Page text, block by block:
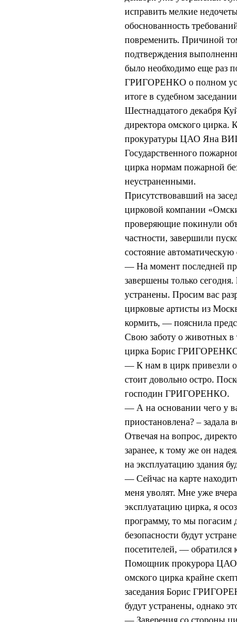
исправить мелкие
обоснованность
повременить. Причиной
подтверждения
было необходимо еще раз
ГРИГОРЕНКО о полном
итоге в судебном
Шестнадцатого декабря
директора омского цирка.
прокуратуры ЦАО Яна
Государственного
цирка нормам пожарной
неустраненными.
Присутствовавший на
цирковой компании
проверяющие покинули
частности, завершили
состояние
— На момент последней
завершены только
устранены. Просим вас
цирковые артисты из
кормить, — пояснила
Свою заботу о животных в
цирка Борис
— К нам в цирк привезли
стоит довольно остро.
господин ГРИГОРЕНКО.
— А на основании чего у
приостановлена? –
Отвечая на вопрос,
заранее, к тому же он
на эксплуатацию здания
— Сейчас на карте
меня уволят. Мне уже
эксплуатацию цирка, я
программу, то мы погасим
безопасности будут
посетителей, —
Помощник прокурора
омского цирка крайне
заседания Борис
будут устранены, однако
— Заверения со стороны